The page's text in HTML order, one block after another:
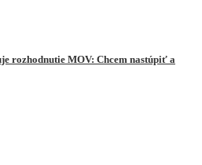
rozhodnutie MOV: Chcem nastúpiť a